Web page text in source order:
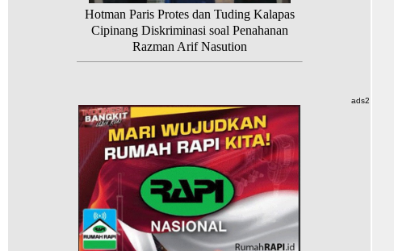
Hotman Paris Protes dan Tuding Kalapas
Cipinang Diskriminasi soal Penahanan
Razman Arif Nasution
ads2